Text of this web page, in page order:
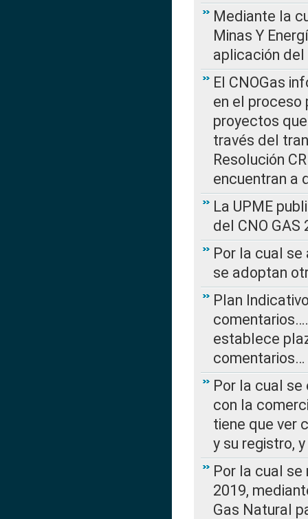
Mediante la
Minas Y
aplicación
El CNOGas
en el proceso
proyectos
través del
Resolución
encuentran a
La UPME
del CNO
Por la cual
se adoptan
Plan
establece
comentarios…
Por la cual
con la
tiene que ver
y su registro,
Por la cual
2019,
Gas Natural